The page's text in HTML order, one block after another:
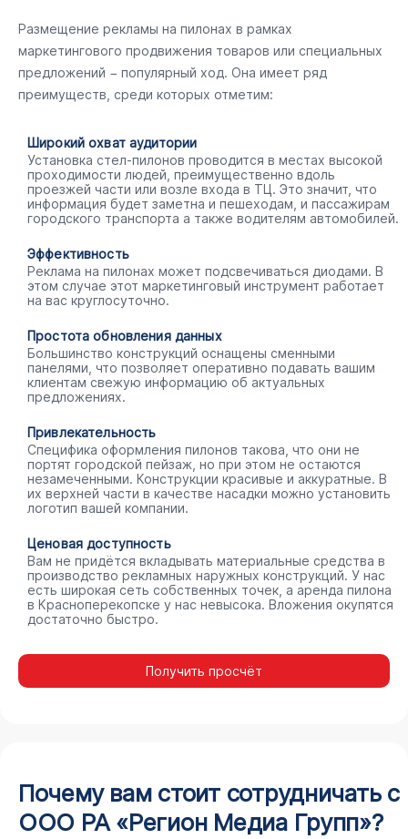
Размещение рекламы на пилонах в рамках
маркетингового продвижения товаров или специальных
предложений − популярный ход. Она имеет ряд
преимуществ, среди которых отметим:
Широкий охват аудитории
Установка стел-пилонов проводится в местах высокой
проходимости людей, преимущественно вдоль
проезжей части или возле входа в ТЦ. Это значит, что
информация будет заметна и пешеходам, и пассажирам
городского транспорта а также водителям автомобилей.
Эффективность
Реклама на пилонах может подсвечиваться диодами. В
этом случае этот маркетинговый инструмент работает
на вас круглосуточно.
Простота обновления данных
Большинство конструкций оснащены сменными
панелями, что позволяет оперативно подавать вашим
клиентам свежую информацию об актуальных
предложениях.
Привлекательность
Специфика оформления пилонов такова, что они не
портят городской пейзаж, но при этом не остаются
незамеченными. Конструкции красивые и аккуратные. В
их верхней части в качестве насадки можно установить
логотип вашей компании.
Ценовая доступность
Вам не придётся вкладывать материальные средства в
производство рекламных наружных конструкций. У нас
есть широкая сеть собственных точек, а аренда пилона
в Красноперекопске у нас невысока. Вложения окупятся
достаточно быстро.
Получить просчёт
Почему вам стоит сотрудничать с
ООО РА «Регион Медиа Групп»?